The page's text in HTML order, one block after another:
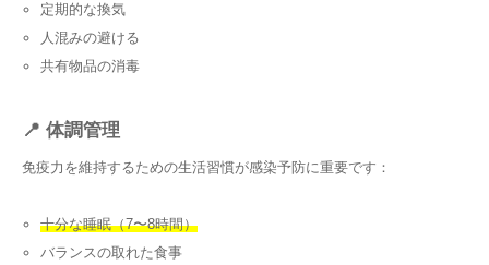
定期的な換気
人混みの避ける
共有物品の消毒
📍 体調管理
免疫力を維持するための生活習慣が感染予防に重要です：
十分な睡眠（7〜8時間）
バランスの取れた食事